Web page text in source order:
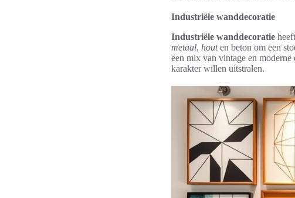
Industriële wanddecoratie
Industriële wanddecoratie
metaal, houten beton om een
een mix van vintage en
karakter willen uitstralen.